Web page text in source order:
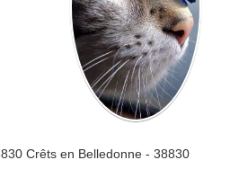
Crêts en Belledonne - 38830